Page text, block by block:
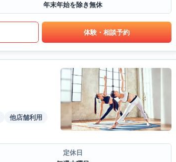
年末年始を除き無休
体験・相談予約
他店舗利用
定休日